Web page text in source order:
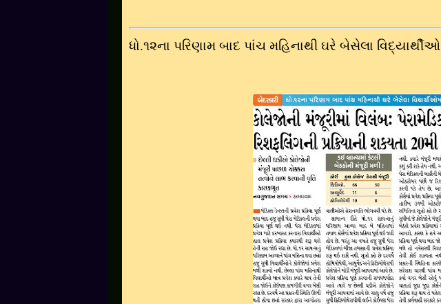
ધો.૧૨ના પરિણામ બાદ પાંચ મહિનાથી ઘરે બેસેલા વિદ્યાર્થીઓ